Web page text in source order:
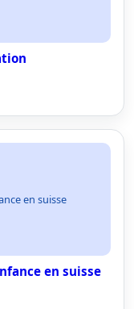
en suisse
en suisse